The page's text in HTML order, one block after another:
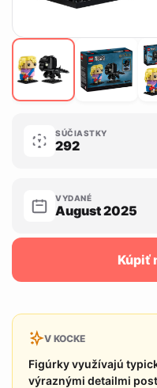
SÚČIASTKY
292
VYDANÉ
August 2025
Kúpiť
V KOCKE
Figúrky využívajú
výraznými detailmi